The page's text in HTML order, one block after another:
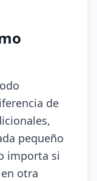
de
pequeño
importa si
otra